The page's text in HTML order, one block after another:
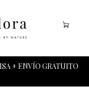
+ ENVÍO GRATUITO